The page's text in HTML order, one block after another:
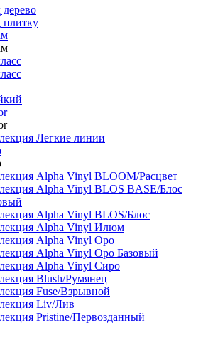
Легкие линии
Alpha Vinyl BLOOM/Расцвет
Alpha Vinyl BLOS BASE/Блос
Alpha Vinyl BLOS/Блос
Alpha Vinyl Илюм
Alpha Vinyl Оро
Alpha Vinyl Оро Базовый
Alpha Vinyl Сиро
Blush/Румянец
Fuse/Взрывной
Liv/Лив
Pristine/Первозданный